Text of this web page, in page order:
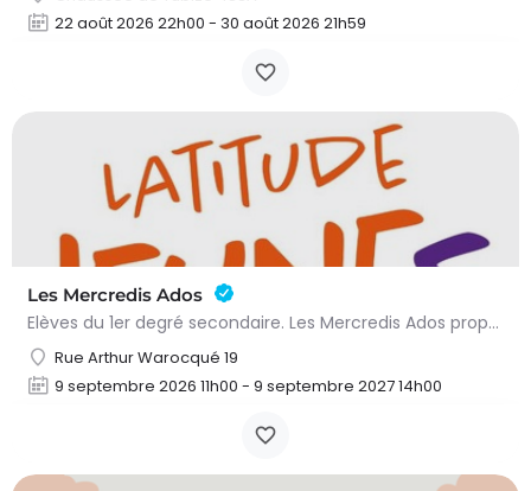
22 août 2026 22h00 - 30 août 2026 21h59
Les Mercredis Ados
Elèves du 1er degré secondaire. Les Mercredis Ados proposent, aux jeunes, un accompagnement scolaire et une…
Rue Arthur Warocqué 19
9 septembre 2026 11h00 - 9 septembre 2027 14h00